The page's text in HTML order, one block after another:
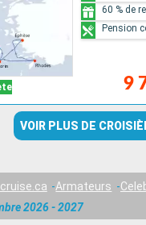
9
60 % de
Pension
VOIR PLUS DE
Armateurs
2026 - 2027